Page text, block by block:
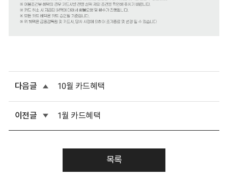
다음글 10월 카드혜택
이전글 1월 카드혜택
목록